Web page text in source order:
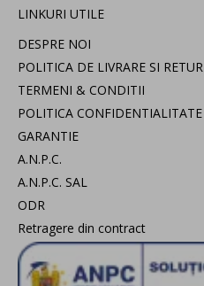
LINKURI UTILE
DESPRE NOI
POLITICA DE LIVRARE SI RETUR
TERMENI & CONDITII
POLITICA CONFIDENTIALITATE
GARANTIE
A.N.P.C.
A.N.P.C. SAL
ODR
Retragere din contract